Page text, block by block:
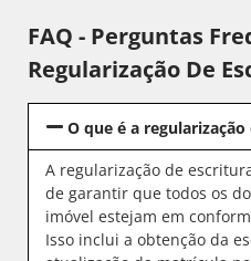
FAQ - Perguntas
Regularização De
O que é a
A regularização de
de garantir que todos os
imóvel estejam em
Isso inclui a obtenção da